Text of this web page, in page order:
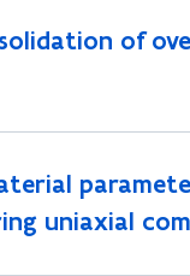
of
uniaxial